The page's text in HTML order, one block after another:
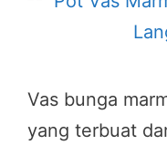
Vas bunga
yang terbuat